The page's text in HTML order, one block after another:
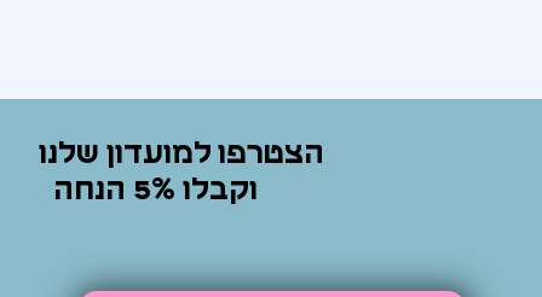
הצטרפו למועדון שלנו
וקבלו 5% הנחה